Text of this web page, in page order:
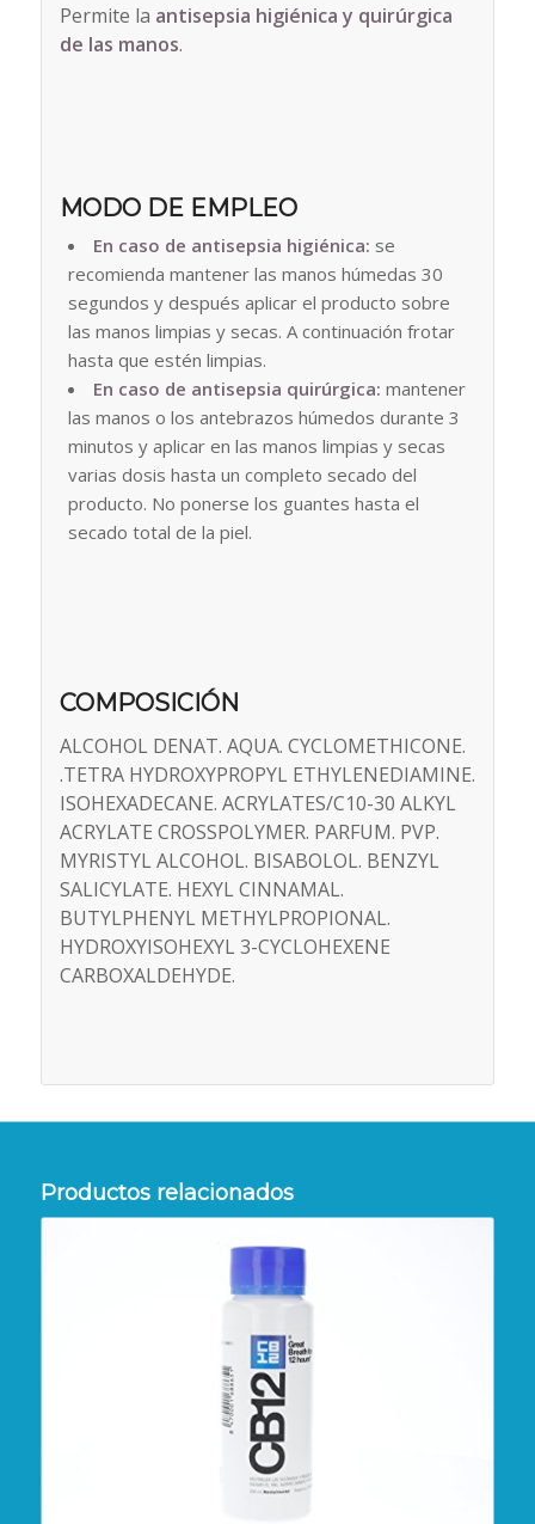
Permite la antisepsia higiénica y quirúrgica
de las manos.
MODO DE EMPLEO
En caso de antisepsia higiénica: se
recomienda mantener las manos húmedas 30
segundos y después aplicar el producto sobre
las manos limpias y secas. A continuación frotar
hasta que estén limpias.
En caso de antisepsia quirúrgica: mantener
las manos o los antebrazos húmedos durante 3
minutos y aplicar en las manos limpias y secas
varias dosis hasta un completo secado del
producto. No ponerse los guantes hasta el
secado total de la piel.
COMPOSICIÓN
ALCOHOL DENAT. AQUA. CYCLOMETHICONE.
.TETRA HYDROXYPROPYL ETHYLENEDIAMINE.
ISOHEXADECANE. ACRYLATES/C10-30 ALKYL
ACRYLATE CROSSPOLYMER. PARFUM. PVP.
MYRISTYL ALCOHOL. BISABOLOL. BENZYL
SALICYLATE. HEXYL CINNAMAL.
BUTYLPHENYL METHYLPROPIONAL.
HYDROXYISOHEXYL 3-CYCLOHEXENE
CARBOXALDEHYDE.
Productos relacionados